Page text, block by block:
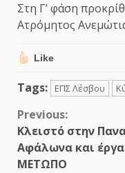
Στη Γ’ φάση
Ατρόμητος
Like
Tags: ΕΠΣ Λέσβου
Continue
Reading
Previous:
Κλειστό στην
Αφάλωνα και
ΜΕΤΩΠΟ